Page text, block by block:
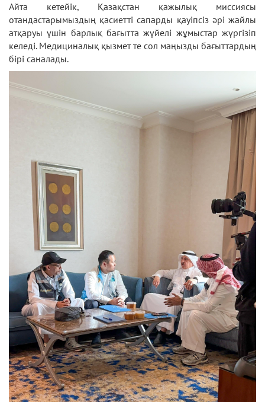
Айта кетейік, Қазақстан қажылық миссиясы
отандастарымыздың қасиетті сапарды қауіпсіз әрі жайлы
атқаруы үшін барлық бағытта жүйелі жұмыстар жүргізіп
келеді. Медициналық қызмет те сол маңызды бағыттардың
бірі саналады.